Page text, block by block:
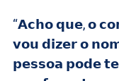
“𝗔𝗰𝗵𝗼 𝗾𝘂𝗲, 𝗼
𝘃𝗼𝘂 𝗱𝗶𝘇𝗲𝗿 𝗼
𝗽𝗲𝘀𝘀𝗼𝗮 𝗽𝗼𝗱𝗲